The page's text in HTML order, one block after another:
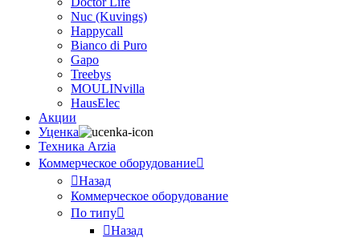
Nuc (Kuvings)
Happycall
Bianco di Puro
Gapo
Treebys
MOULINvilla
HausElec
Акции
Уценка
Техника Arzia
Коммерческое оборудование
Назад
Коммерческое оборудование
По типу
Назад